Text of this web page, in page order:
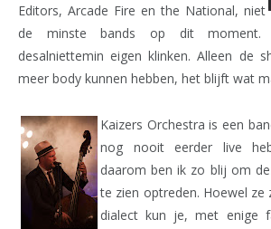
Editors, Arcade Fire en the National, niet
de minste bands op dit moment.
desalniettemin eigen klinken. Alleen de
meer body kunnen hebben, het blijft wat
Kaizers Orchestra is een
nog nooit eerder live
daarom ben ik zo blij om
te zien optreden. Hoewel ze
dialect kun je, met enige